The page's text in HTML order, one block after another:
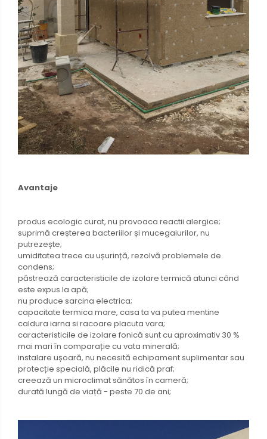
Avantaje
produs ecologic curat, nu provoaca reactii alergice;
suprimă creșterea bacteriilor și mucegaiurilor, nu
putrezește;
umiditatea trece cu ușurință, rezolvă problemele de
condens;
păstrează caracteristicile de izolare termică atunci când
este expus la apă;
nu produce sarcina electrica;
capacitate termica mare, casa ta va putea mentine
caldura iarna si racoare placuta vara;
caracteristicile de izolare fonică sunt cu aproximativ 30 %
mai mari în comparație cu vata minerală;
instalare ușoară, nu necesită echipament suplimentar sau
protecție specială, plăcile nu ridică praf;
creează un microclimat sănătos în cameră;
durată lungă de viață - peste 70 de ani;